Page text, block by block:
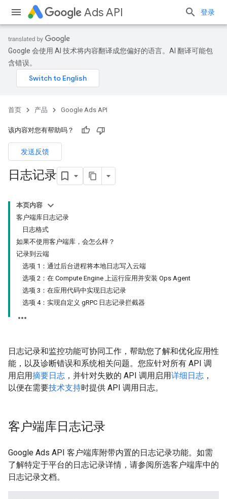
Ads API 登录
Google 会使用 AI 技术将内容翻译成您偏好的语言。AI 翻译可能包
含错误。
首页 产品 Google Ads API
该内容对您有帮助吗？
发送反馈
日志记录
本页内容
客户端库日志记录
日志格式
如果不使用客户端库，会怎么样？
记录到云端
选项 1：通过后台进程将本地日志写入云端
选项 2：在 Compute Engine 上运行应用并安装 Ops Agent
选项 3：在应用代码中实现日志记录
选项 4：实现自定义 gRPC 日志记录拦截器
日志记录和监控功能可协同工作，帮助您了解和优化应用性
能，以及诊断错误和系统相关问题。您应针对所有 API 调
用启用摘要日志 ，并针对失败的 API 调用启用详细日志 ，
以便在需要技术支持时提供 API 调用日志。
客户端库日志记录
Google Ads API 客户端库附带内置的日志记录功能。如需
了解特定于平台的日志记录详情，请参阅所选客户端库中的
日志记录文档。